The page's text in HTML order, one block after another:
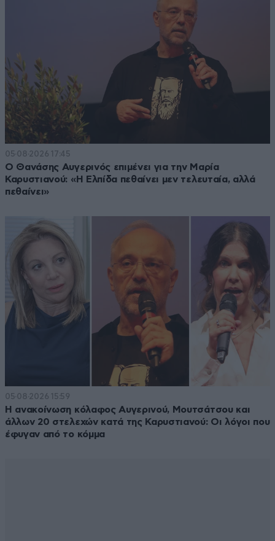
05·08·2026 17:45
Ο Θανάσης Αυγερινός επιμένει για την Μαρία
Καρυστιανού: «Η Ελπίδα πεθαίνει μεν τελευταία, αλλά
πεθαίνει»
05·08·2026 15:59
Η ανακοίνωση κόλαφος Αυγερινού, Μουτσάτσου και
άλλων 20 στελεχών κατά της Καρυστιανού: Οι λόγοι που
έφυγαν από το κόμμα